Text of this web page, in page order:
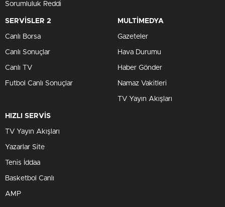
Sorumluluk Reddi
SERVİSLER 2
Canlı Borsa
Canlı Sonuçlar
Canlı TV
Futbol Canlı Sonuçlar
MULTİMEDYA
Gazeteler
Hava Durumu
Haber Gönder
Namaz Vakitleri
TV Yayın Akışları
HIZLI SERVİS
TV Yayın Akışları
Yazarlar Site
Tenis İddaa
Basketbol Canlı
AMP